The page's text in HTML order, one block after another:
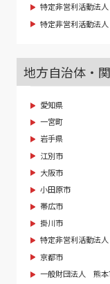
特定非営利活動法
特定非営利活動法
地方自治体・
愛知県
一宮町
岩手県
江別市
大阪市
小田原市
帯広市
掛川市
特定非営利活動法
京都市
一般財団法人 熊本